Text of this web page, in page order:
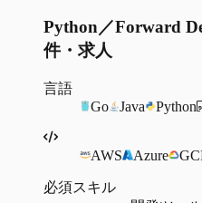
Python／Forward
件・求人
言語
Go
Java Python
AWS Azure
必須スキル